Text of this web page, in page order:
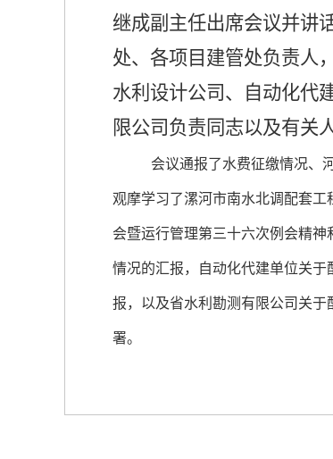
继成副主任出席会议并讲
处、各项目建管处负责人
水利设计公司、自动化代
限公司负责同志以及有关
会议通报了水费征缴情况、
观摩学习了漯河市南水北调配套
会暨运行管理第三十六次例会精
情况的汇报，自动化代建单位关
报，以及省水利勘测有限公司关
署。